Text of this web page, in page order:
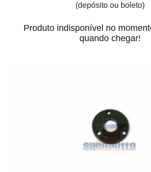
(depósito ou boleto)
Produto indisponível no
quando chegar!